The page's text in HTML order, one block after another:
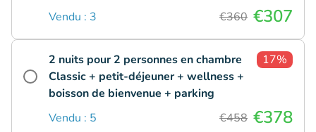
Vendu : 3 €360 €307
2 nuits pour 2 personnes en chambre
Classic + petit-déjeuner + wellness +
boisson de bienvenue + parking
17%
Vendu : 5 €458 €378